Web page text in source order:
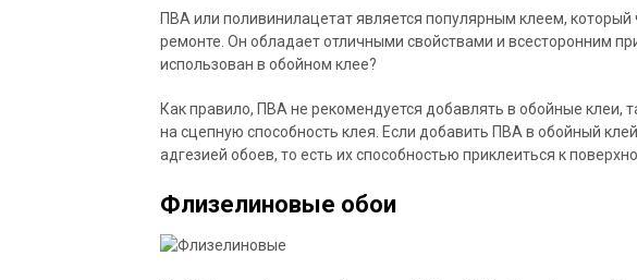
ПВА или поливинилацетат является популярным клеем, который
ремонте. Он обладает отличными свойствами и всесторонним
использован в обойном клее?
Как правило, ПВА не рекомендуется добавлять в обойные клеи,
на сцепную способность клея. Если добавить ПВА в обойный
адгезией обоев, то есть их способностью приклеиться к
Флизелиновые обои